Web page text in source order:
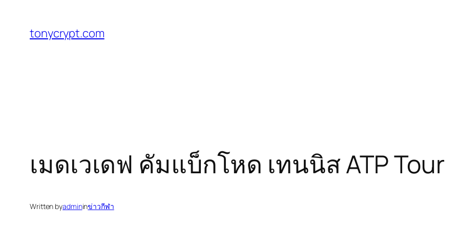
tonycrypt.com
เมดเวเดฟ คัมแบ็กโหด เทนนิส ATP Tour
Written byadmininข่าวกีฬา